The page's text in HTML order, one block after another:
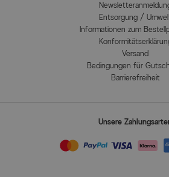
Entsorgung /
Informationen zum
Versand
Bedingungen für
Barrierefreiheit
Unsere